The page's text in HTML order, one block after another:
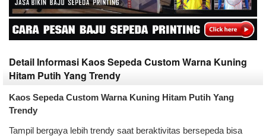
Detail Informasi Kaos Sepeda Custom Warna Kuning
Hitam Putih Yang Trendy
Kaos Sepeda Custom Warna Kuning Hitam Putih Yang
Trendy
Tampil bergaya lebih trendy saat beraktivitas bersepeda bisa